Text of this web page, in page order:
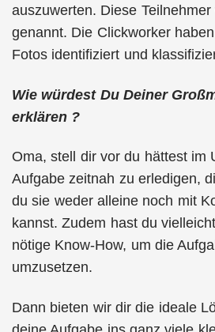
auszuwerten. Diese
genannt. Die Clickworker
Fotos identifiziert und
Wie würdest Du Deiner
erklären ?
Oma, stell dir vor du hättest im
Aufgabe zeitnah zu erledigen,
du sie weder alleine noch mit
kannst. Zudem hast du
nötige Know-How, um die
umzusetzen.
Dann bieten wir dir die ideale